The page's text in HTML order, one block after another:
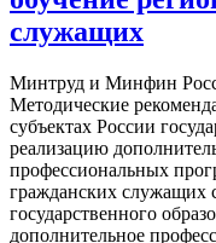
служащих
Минтруд и Минфин
Методические
субъектах России
реализацию
профессиональных
гражданских служащих
государственного
дополнительное